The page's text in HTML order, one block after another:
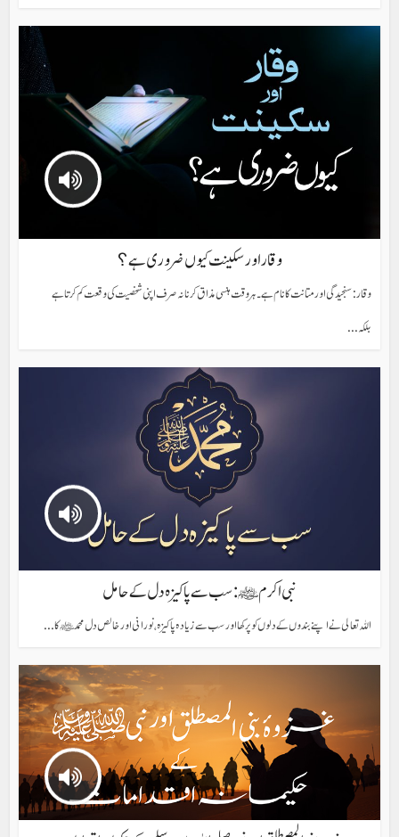
وقار اور سکینت کیوں ضروری ہے ؟
وقار: سنجیدگی اور متانت کا نام ہے۔ ہر وقت ہنسی مذاق کرنا نہ صرف اپنی شخصیت کی وقعت کم کرتا ہے
بلکہ...
نبی اکرم ﷺ: سب سے پاکیزہ دل کے حامل
اللہ تعالی نے اپنے بندوں کے دلوں کو پرکھا اور سب سے زیادہ پاکیزہ، نورانی اور خالص دل محمد ﷺ کا...